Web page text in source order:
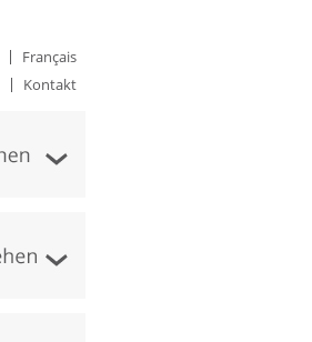
Français
Kontakt